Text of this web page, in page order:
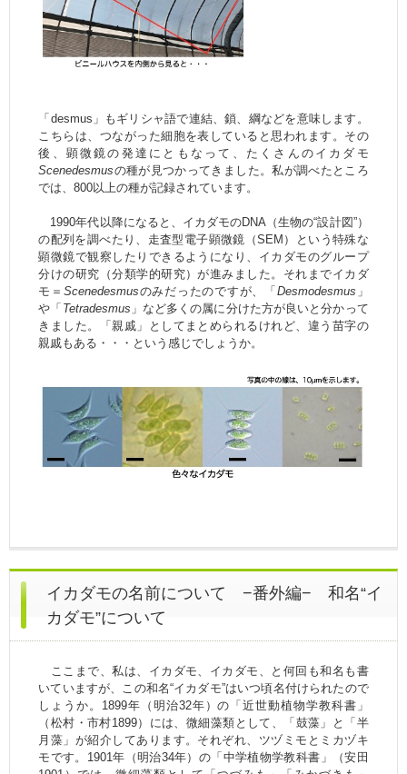
「desmus」もギリシャ語で連結、鎖、綱などを意味します。
こちらは、つながった細胞を表していると思われます。その
後、顕微鏡の発達にともなって、たくさんのイカダモ
Scenedesmusの種が見つかってきました。私が調べたところ
では、800以上の種が記録されています。
1990年代以降になると、イカダモのDNA（生物の“設計図”）
の配列を調べたり、走査型電子顕微鏡（SEM）という特殊な
顕微鏡で観察したりできるようになり、イカダモのグループ
分けの研究（分類学的研究）が進みました。それまでイカダ
モ＝ Scenedesmusのみだったのですが、「 Desmodesmus 」
や「 Tetradesmus 」など多くの属に分けた方が良いと分かって
きました。「親戚」としてまとめられるけれど、違う苗字の
親戚もある・・・という感じでしょうか。
イカダモの名前について −番外編− 和名“イ
カダモ”について
ここまで、私は、イカダモ、イカダモ、と何回も和名も書
いていますが、この和名“イカダモ”はいつ頃名付けられたので
しょうか。1899年（明治32年）の「近世動植物学教科書」
（松村・市村1899）には、微細藻類として、「鼓藻」と「半
月藻」が紹介してあります。それぞれ、ツヅミモとミカヅキ
モです。1901年（明治34年）の「中学植物学教科書」（安田